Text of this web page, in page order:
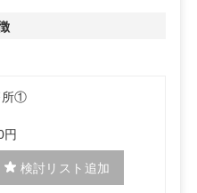
所①
検討リスト追加